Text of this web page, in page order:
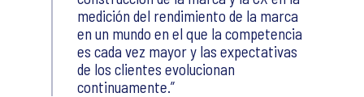
medición del rendimiento de la marca
en un mundo en el que la competencia
es cada vez mayor y las expectativas
de los clientes evolucionan
continuamente.